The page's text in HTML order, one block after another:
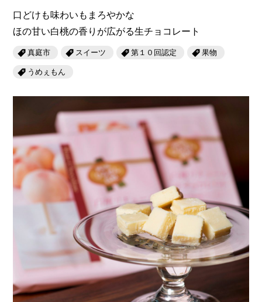
口どけも味わいもまろやかな
ほの甘い白桃の香りが広がる生チョコレート
真庭市 スイーツ 第１０回認定 果物
うめぇもん